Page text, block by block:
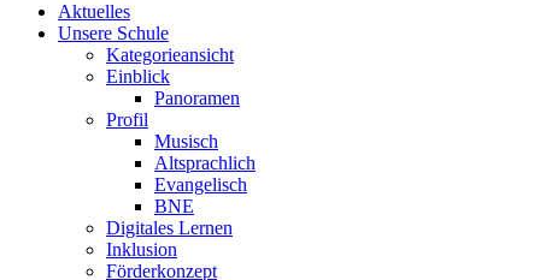
Aktuelles
Unsere Schule
Kategorieansicht
Einblick
Panoramen
Profil
Musisch
Altsprachlich
Evangelisch
BNE
Digitales Lernen
Inklusion
Förderkonzept